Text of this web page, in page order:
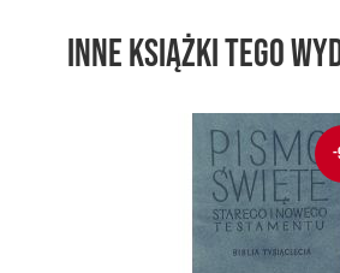
Inne książki tego
-